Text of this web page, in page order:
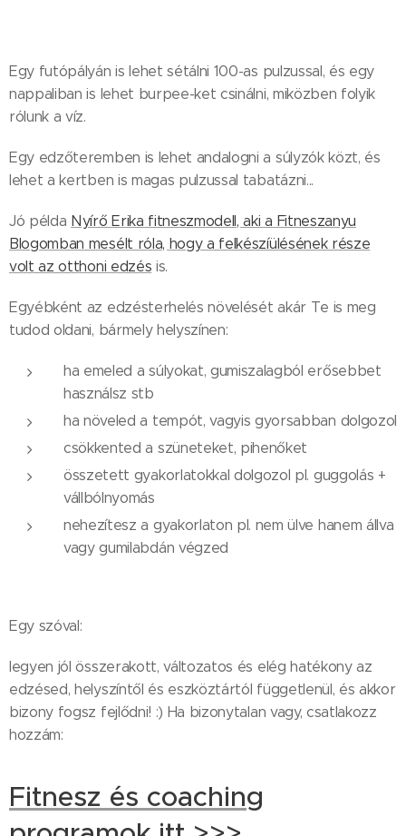
Egy futópályán is lehet sétálni 100-as pulzussal, és egy
nappaliban is lehet burpee-ket csinálni, miközben folyik
rólunk a víz.
Egy edzőteremben is lehet andalogni a súlyzók közt, és
lehet a kertben is magas pulzussal tabatázni...
Jó példa Nyírő Erika fitneszmodell, aki a Fitneszanyu
Blogomban mesélt róla, hogy a felkészíülésének része
volt az otthoni edzés is.
Egyébként az edzésterhelés növelését akár Te is meg
tudod oldani, bármely helyszínen:
ha emeled a súlyokat, gumiszalagból erősebbet
használsz stb
ha növeled a tempót, vagyis gyorsabban dolgozol
csökkented a szüneteket, pihenőket
összetett gyakorlatokkal dolgozol pl. guggolás +
vállbólnyomás
nehezítesz a gyakorlaton pl. nem ülve hanem állva
vagy gumilabdán végzed
Egy szóval:
legyen jól összerakott, változatos és elég hatékony az
edzésed, helyszíntől és eszköztártól függetlenül, és akkor
bizony fogsz fejlődni! :) Ha bizonytalan vagy, csatlakozz
hozzám:
Fitnesz és coaching